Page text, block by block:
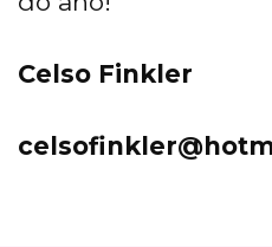
Celso Finkler